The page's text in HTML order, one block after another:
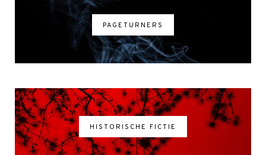
PAGETURNERS
HISTORISCHE FICTIE